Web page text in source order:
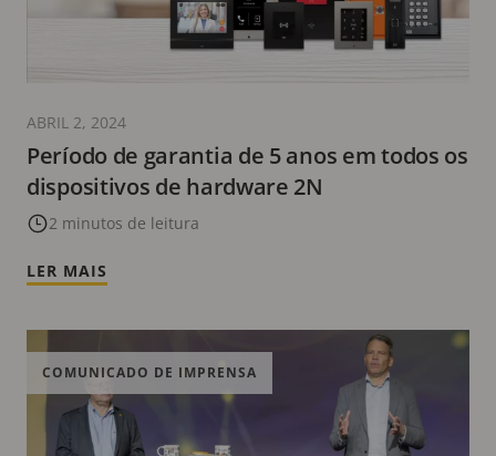
Período de garantia de 5 anos em todos os
dispositivos de hardware 2N
2 minutos de leitura
ABRIL 2, 2024
LER MAIS
COMUNICADO DE IMPRENSA